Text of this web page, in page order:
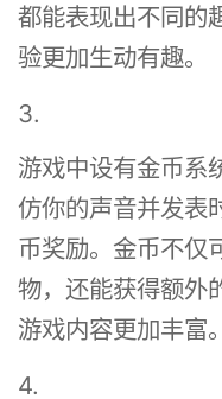
都能表现出不同的
验更加生动有趣。
3.
游戏中设有金币系
仿你的声音并发表
币奖励。金币不仅
物，还能获得额外
游戏内容更加丰富。
4.